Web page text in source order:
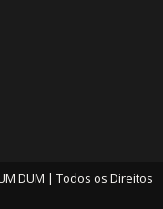
DUM | Todos os Direitos